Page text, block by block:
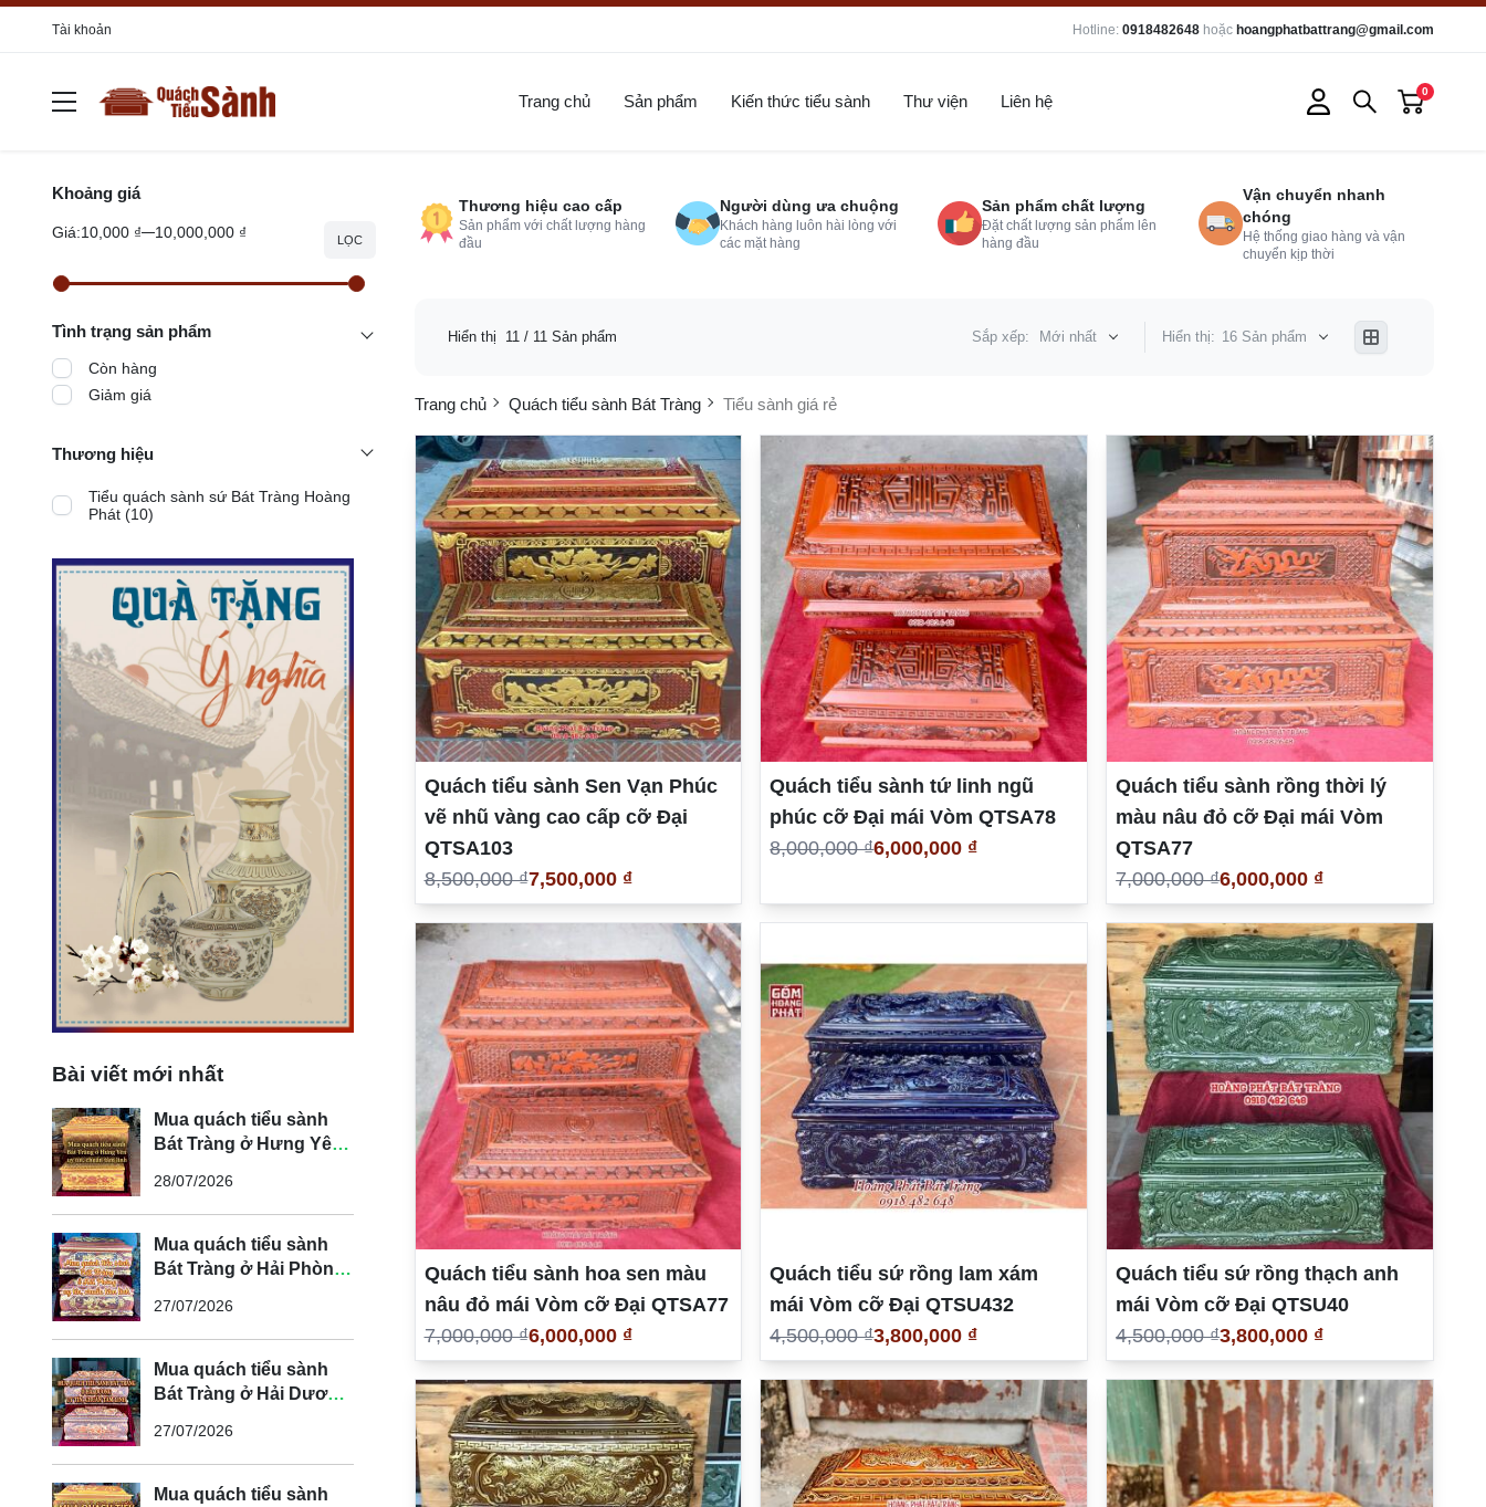
Tài khoản Hotline: 0918482648 hoặc hoangphatbattrang@gmail.com
Trang chủ Sản phẩm Kiến thức tiểu sành Thư viện Liên hệ
0
Khoảng giá
Giá:10,000 ₫ 10,000,000 ₫ LỌC
Tình trạng sản phẩm
Còn hàng
Giảm giá
Thương hiệu
Tiểu quách sành sứ Bát Tràng Hoàng
Phát (10)
Bài viết mới nhất
Mua quách tiểu sành
Bát Tràng ở Hưng Yên
28/07/2026
Mua quách tiểu sành
Bát Tràng ở Hải Phòng
27/07/2026
Mua quách tiểu sành
Bát Tràng ở Hải Dương
27/07/2026
Mua quách tiểu sành
Thương hiệu cao cấp
Sản phẩm với chất lượng hàng
đầu
Người dùng ưa chuộng
Khách hàng luôn hài lòng với
các mặt hàng
Sản phẩm chất lượng
Đặt chất lượng sản phẩm lên
hàng đầu
Vận chuyển nhanh
chóng
Hệ thống giao hàng và vận
chuyển kịp thời
Hiển thị 11/ 11 Sản phẩm Sắp xếp: Mới nhất Hiển thị: 16 Sản phẩm
Trang chủ Quách tiểu sành Bát Tràng Tiểu sành giá rẻ
Quách tiểu sành Sen Vạn Phúc
vẽ nhũ vàng cao cấp cỡ Đại
QTSA103
8,500,000 ₫7,500,000 ₫
Quách tiểu sành tứ linh ngũ
phúc cỡ Đại mái Vòm QTSA78
8,000,000 ₫6,000,000 ₫
Quách tiểu sành rồng thời lý
màu nâu đỏ cỡ Đại mái Vòm
QTSA77
7,000,000 ₫6,000,000 ₫
Quách tiểu sành hoa sen màu
nâu đỏ mái Vòm cỡ Đại QTSA77
7,000,000 ₫6,000,000 ₫
Quách tiểu sứ rồng lam xám
mái Vòm cỡ Đại QTSU432
4,500,000 ₫3,800,000 ₫
Quách tiểu sứ rồng thạch anh
mái Vòm cỡ Đại QTSU40
4,500,000 ₫3,800,000 ₫